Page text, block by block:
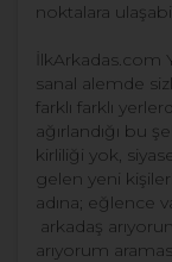
noktalara
sanal alemde
farklı farklı
ağırlandığı bu
kirliliği yok,
gelen yeni
adına; eğlence
arkadaş
arıyorum